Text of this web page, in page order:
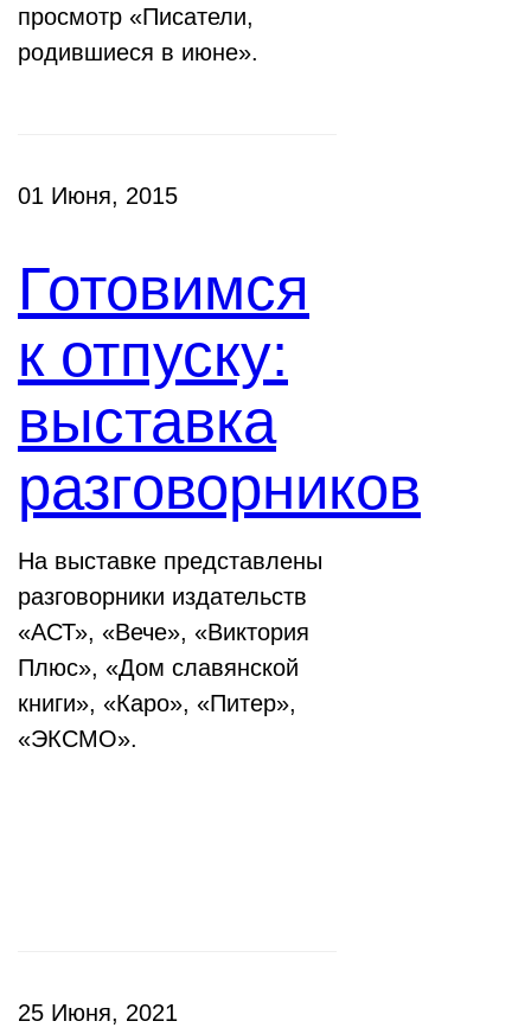
просмотр «Писатели,
родившиеся в июне».
01 Июня, 2015
Готовимся
к отпуску:
выставка
разговорников
На выставке представлены
разговорники издательств
«АСТ», «Вече», «Виктория
Плюс», «Дом славянской
книги», «Каро», «Питер»,
«ЭКСМО».
25 Июня, 2021